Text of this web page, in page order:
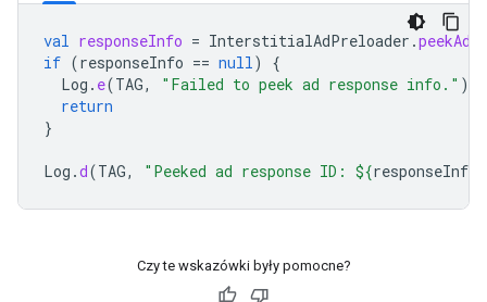
val responseInfo = InterstitialAdPreloader .
if (responseInfo == null)
{
Log . e(TAG, "Failed to peek ad response info." )
return
}
Log .d(TAG, "Peeked ad response ID: ${responseInfo
Czy te wskazówki były pomocne?